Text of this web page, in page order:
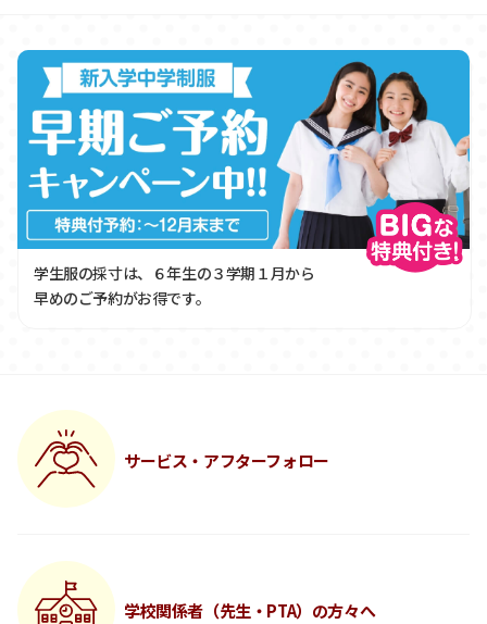
学生服の採寸は、６年生の３学期１月から
早めのご予約がお得です。
サービス・アフターフォロー
学校関係者（先生・PTA）の方々へ